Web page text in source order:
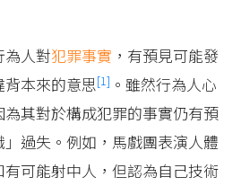
為人對犯罪事實 ，有預見可能發
本來的意思[1] 。雖然行為人心
其對於構成犯罪的事實仍有預
過失。例如，馬戲團表演人體
可能射中人，但認為自己技術